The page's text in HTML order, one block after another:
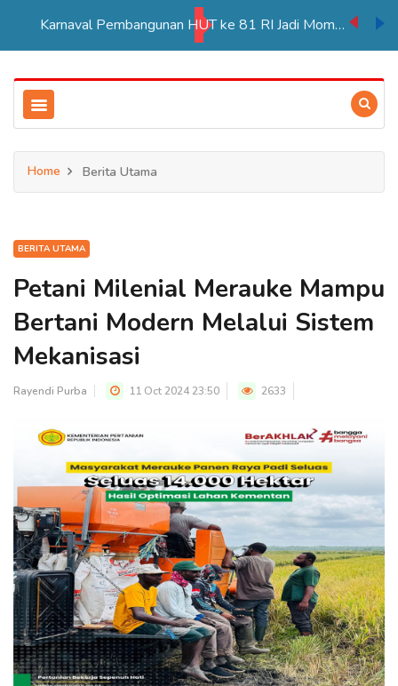
Karnaval Pembangunan HUT ke 81 RI Jadi Momentum Perkuat Persatuan di Merauke
Home Berita Utama
BERITA UTAMA
Petani Milenial Merauke Mampu
Bertani Modern Melalui Sistem
Mekanisasi
Rayendi Purba 11 Oct 2024 23:50 2633